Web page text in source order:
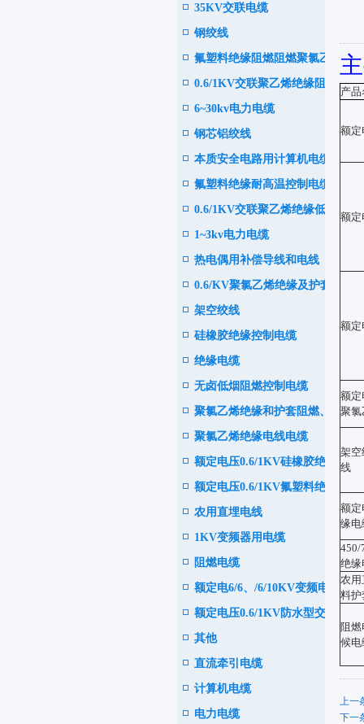
软电缆
35KV交联电缆
钢绞线
氟塑料绝缘阻燃阻燃聚氯乙烯
护套控制电缆
0.6/1KV交联聚乙烯绝缘阻
燃、耐火电力电缆
6~30kv电力电缆
钢芯铝绞线
本质安全电路用计算机电缆
氟塑料绝缘耐高温控制电缆
0.6/1KV交联聚乙烯绝缘低烟
或无卤阻燃耐火电力电缆
1~3kv电力电缆
热电偶用补偿导线和电线
0.6/KV聚氯乙烯绝缘及护套
电力电缆
架空绞线
硅橡胶绝缘控制电缆
绝缘电缆
无卤低烟阻燃控制电缆
聚氯乙烯绝缘和护套阻燃、耐
火电力电缆
聚氯乙烯绝缘电线电缆
额定电压0.6/1KV硅橡胶绝缘
耐高温电力电缆
额定电压0.6/1KV氟塑料绝缘
耐高温电力电缆
农用直埋电线
1KV变频器用电缆
阻燃电缆
额定电6/6、/6/10KV变频电机
用电缆
额定电压0.6/1KV防水型交联
聚乙烯绝缘电力电缆
其他
直流牵引电缆
计算机电缆
电力电缆
产
额定
额定
额定
额定
聚氯
架空
线
额定
缘电
450/
绝缘
农用
料护
阻
候电
上一
下一